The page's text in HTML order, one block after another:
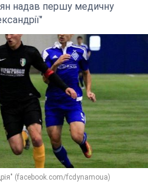
надав першу медичну
(facebook.com/fcdynamoua)